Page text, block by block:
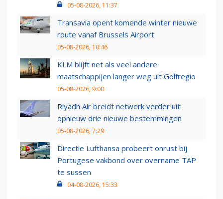
05-08-2026, 11:37
Transavia opent komende winter nieuwe
route vanaf Brussels Airport
05-08-2026, 10:46
KLM blijft net als veel andere
maatschappijen langer weg uit Golfregio
05-08-2026, 9:00
Riyadh Air breidt netwerk verder uit:
opnieuw drie nieuwe bestemmingen
05-08-2026, 7:29
Directie Lufthansa probeert onrust bij
Portugese vakbond over overname TAP
te sussen
04-08-2026, 15:33